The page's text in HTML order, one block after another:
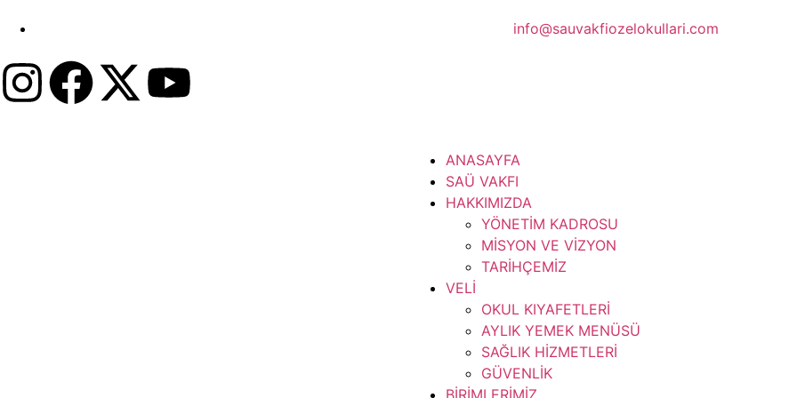
info@sauvakfiozelokullari.com
ANASAYFA
SAÜ VAKFI
HAKKIMIZDA
YÖNETİM KADROSU
MİSYON VE VİZYON
TARİHÇEMİZ
VELİ
OKUL KIYAFETLERİ
AYLIK YEMEK MENÜSÜ
SAĞLIK HİZMETLERİ
GÜVENLİK